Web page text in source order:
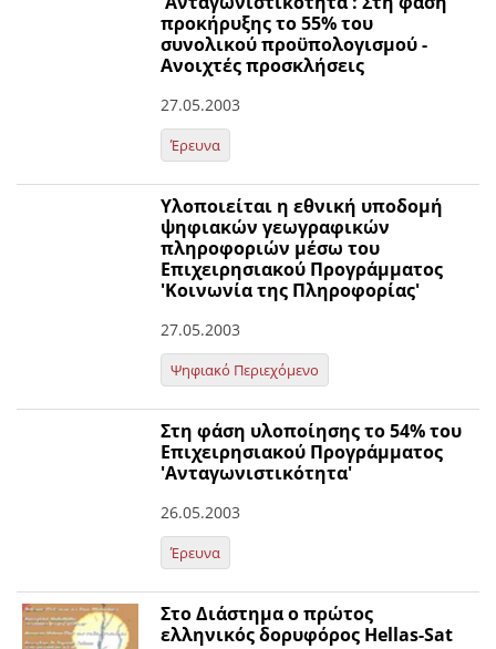
προκήρυξης το 55% του
συνολικού προϋπολογισμού -
Ανοιχτές προσκλήσεις
27.05.2003
Έρευνα
Υλοποιείται η εθνική υποδομή
ψηφιακών γεωγραφικών
πληροφοριών μέσω του
Επιχειρησιακού Προγράμματος
'Κοινωνία της Πληροφορίας'
27.05.2003
Ψηφιακό Περιεχόμενο
Στη φάση υλοποίησης το 54% του
Επιχειρησιακού Προγράμματος
'Ανταγωνιστικότητα'
26.05.2003
Έρευνα
Στο Διάστημα ο πρώτος
ελληνικός δορυφόρος Hellas-Sat